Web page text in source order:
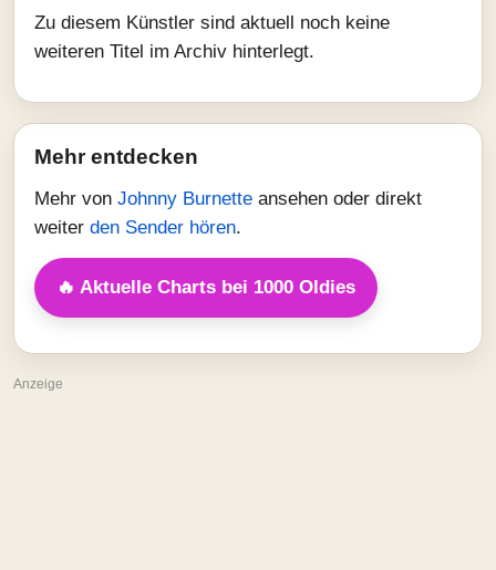
Zu diesem Künstler sind aktuell noch keine
weiteren Titel im Archiv hinterlegt.
Mehr entdecken
Mehr von Johnny Burnette ansehen oder direkt
weiter den Sender hören.
🔥 Aktuelle Charts bei 1000 Oldies
Anzeige